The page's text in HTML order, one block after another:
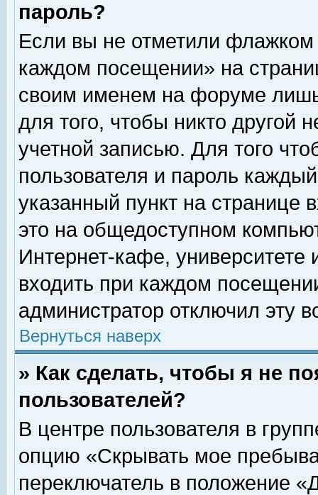
пароль?
Если вы не отметили флажком
каждом посещении» на
своим именем на форуме
для того, чтобы никто другой
учетной записью. Для того
пользователя и пароль
указанный пункт на
это на общедоступном
Интернет-кафе, университете
входить при каждом
администратор отключил эту
Вернуться наверх
» Как сделать, чтобы я не
пользователей?
В центре пользователя в
опцию «Скрывать мое
переключатель в положение